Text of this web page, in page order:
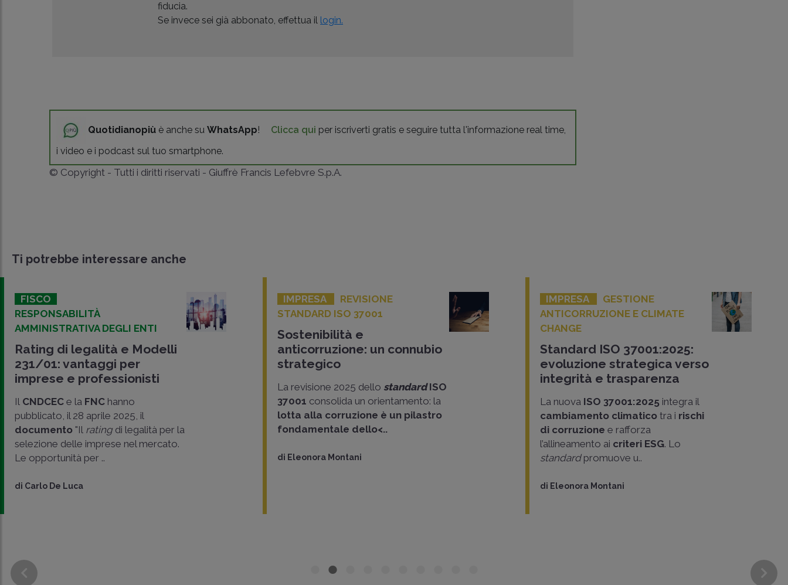
fiducia.
Se invece sei già abbonato, effettua il login.
Quotidianopiù è anche suWhatsApp! Clicca qui per iscriverti gratis e seguire tutta l'informazione real time,
i video e i podcast sul tuo smartphone.
© Copyright - Tutti i diritti riservati - Giuffrè Francis Lefebvre S.p.A.
Ti potrebbe interessare anche
FISCO
RESPONSABILITÀ
AMMINISTRATIVA DEGLI ENTI
Rating di legalità e Modelli
231/01: vantaggi per
imprese e professionisti
Il CNDCEC e la FNC hanno
pubblicato, il 28 aprile 2025, il
documento "Il ratingdi legalità per la
selezione delle imprese nel mercato.
Le opportunità per ..
di Carlo De Luca
IMPRESA
REVISIONE
STANDARD ISO 37001
Sostenibilità e
anticorruzione: un connubio
strategico
La revisione 2025 dello standardISO
37001 consolida un orientamento: la
lotta alla corruzione è un pilastro
fondamentale dello<..
di Eleonora Montani
IMPRESA
GESTIONE
ANTICORRUZIONE E CLIMATE
CHANGE
Standard ISO 37001:2025:
evoluzione strategica verso
integrità e trasparenza
La nuova ISO 37001:2025 integra il
cambiamento climatico tra i rischi
di corruzione e rafforza
l’allineamento ai criteri ESG. Lo
standardpromuove u..
di Eleonora Montani